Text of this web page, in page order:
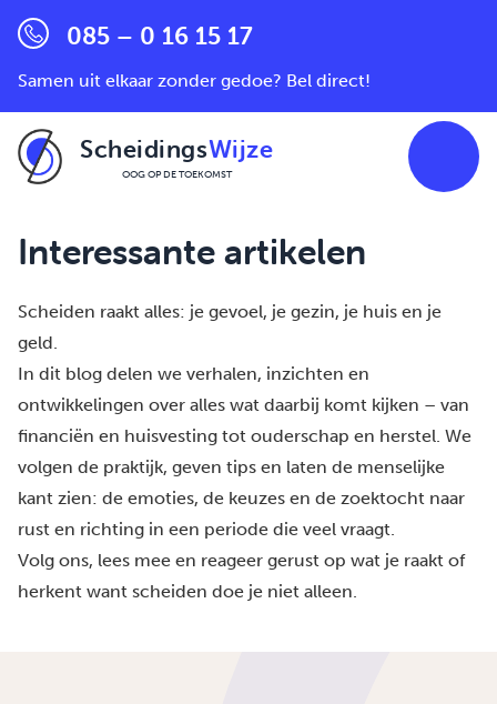
085 – 0 16 15 17
Samen uit elkaar zonder gedoe? Bel direct!
ScheidingsWijze
OOG OP DE TOEKOMST
Interessante artikelen
Scheiden raakt alles: je gevoel, je gezin, je huis en je
geld.
In dit blog delen we verhalen, inzichten en
ontwikkelingen over alles wat daarbij komt kijken – van
financiën en huisvesting tot ouderschap en herstel. We
volgen de praktijk, geven tips en laten de menselijke
kant zien: de emoties, de keuzes en de zoektocht naar
rust en richting in een periode die veel vraagt.
Volg ons, lees mee en reageer gerust op wat je raakt of
herkent want scheiden doe je niet alleen.